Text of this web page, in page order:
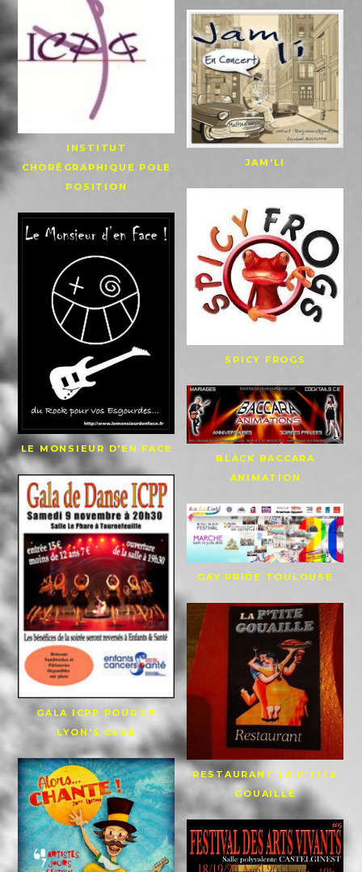
INSTITUT
CHORÉGRAPHIQUE POLE
POSITION
JAM'LI
SPICY FROGS
LE MONSIEUR D'EN FACE
BLACK BACCARA
ANIMATION
GALA ICPP POUR LE
LYON'S CLUB
GAY PRIDE TOULOUSE
RESTAURANT LA P'TITE
GOUAILLE